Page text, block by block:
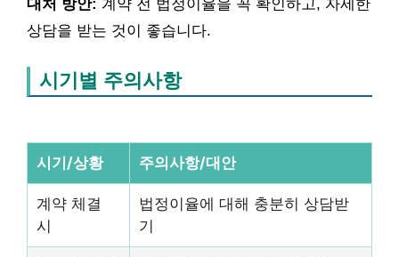
대처 방안: 계약 전 법정이율을 꼭 확인하고, 자세한
상담을 받는 것이 좋습니다.
시기별 주의사항
시기/상황 주의사항/대안
계약 체결
시
법정이율에 대해 충분히 상담받
기